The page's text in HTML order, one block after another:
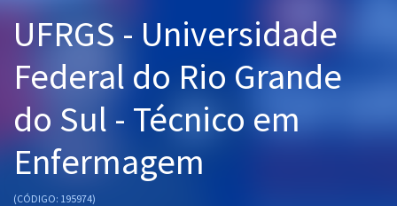
Cursos 20% OFF
Pós
Graduação
OAB
UFRGS - Universidade
Federal do Rio Grande
do Sul - Técnico em
Enfermagem
(CÓDIGO: 195974)